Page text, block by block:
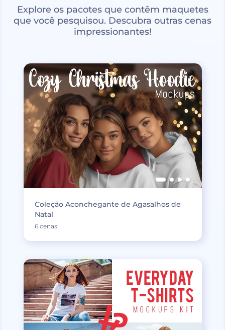
Explore os pacotes que contêm maquetes
que você pesquisou. Descubra outras cenas
impressionantes!
Coleção Aconchegante de Agasalhos de
Natal
6 cenas